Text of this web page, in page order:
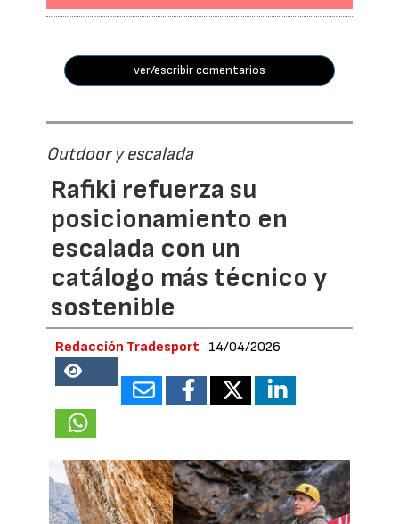
ver/escribir comentarios
Outdoor y escalada
Rafiki refuerza su
posicionamiento en
escalada con un
catálogo más técnico y
sostenible
Redacción Tradesport 14/04/2026
21582